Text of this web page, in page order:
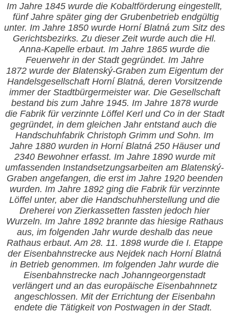
Im Jahre 1845 wurde die Kobaltförderung eingestellt,
fünf Jahre später ging der Grubenbetrieb endgültig
unter. Im Jahre 1850 wurde Horní Blatná zum Sitz des
Gerichtsbezirks. Zu dieser Zeit wurde auch die Hl.
Anna-Kapelle erbaut. Im Jahre 1865 wurde die
Feuerwehr in der Stadt gegründet. Im Jahre
1872 wurde der Blatenský-Graben zum Eigentum der
Handelsgesellschaft Horní Blatná, deren Vorsitzende
immer der Stadtbürgermeister war. Die Gesellschaft
bestand bis zum Jahre 1945. Im Jahre 1878 wurde
die Fabrik für verzinnte Löffel Kerl und Co in der Stadt
gegründet, in dem gleichen Jahr entstand auch die
Handschuhfabrik Christoph Grimm und Sohn. Im
Jahre 1880 wurden in Horní Blatná 250 Häuser und
2340 Bewohner erfasst. Im Jahre 1890 wurde mit
umfassenden Instandsetzungsarbeiten am Blatenský-
Graben angefangen, die erst im Jahre 1920 beenden
wurden. Im Jahre 1892 ging die Fabrik für verzinnte
Löffel unter, aber die Handschuhherstellung und die
Dreherei von Zierkassetten fassten jedoch hier
Wurzeln. Im Jahre 1892 brannte das hiesige Rathaus
aus, im folgenden Jahr wurde deshalb das neue
Rathaus erbaut. Am 28. 11. 1898 wurde die I. Etappe
der Eisenbahnstrecke aus Nejdek nach Horní Blatná
in Betrieb genommen. Im folgenden Jahr wurde die
Eisenbahnstrecke nach Johanngeorgenstadt
verlängert und an das europäische Eisenbahnnetz
angeschlossen. Mit der Errichtung der Eisenbahn
endete die Tätigkeit von Postwagen in der Stadt.